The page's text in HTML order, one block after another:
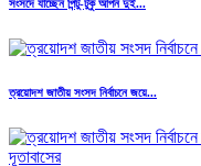
সংসদে যাচ্ছেন পিন্টু-টুকু আপন দুই...
ত্রয়োদশ জাতীয় সংসদ নির্বাচনে জয়ে...